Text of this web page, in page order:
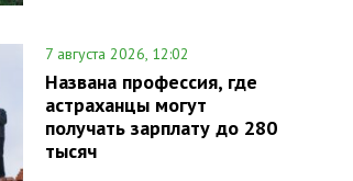
7 августа 2026, 12:02
Названа профессия, где
астраханцы могут
получать зарплату до 280
тысяч